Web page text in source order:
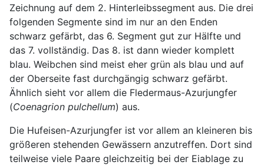
Zeichnung auf dem 2. Hinterleibssegment aus. Die drei
folgenden Segmente sind im nur an den Enden
schwarz gefärbt, das 6. Segment gut zur Hälfte und
das 7. vollständig. Das 8. ist dann wieder komplett
blau. Weibchen sind meist eher grün als blau und auf
der Oberseite fast durchgängig schwarz gefärbt.
Ähnlich sieht vor allem die Fledermaus-Azurjungfer
(Coenagrion pulchellum) aus.
Die Hufeisen-Azurjungfer ist vor allem an kleineren bis
größeren stehenden Gewässern anzutreffen. Dort sind
teilweise viele Paare gleichzeitig bei der Eiablage zu